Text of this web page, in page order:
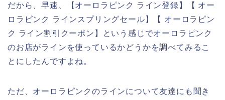
だから、早速、【オーロラピンク ライン登録】【 オー
ロラピンク ラインスプリングセール】【 オーロラピン
ク ライン割引クーポン】という感じでオーロラピンク
のお店がラインを使っているかどうかを調べてみるこ
とにしたんですよね。
ただ、オーロラピンクのラインについて友達にも聞き